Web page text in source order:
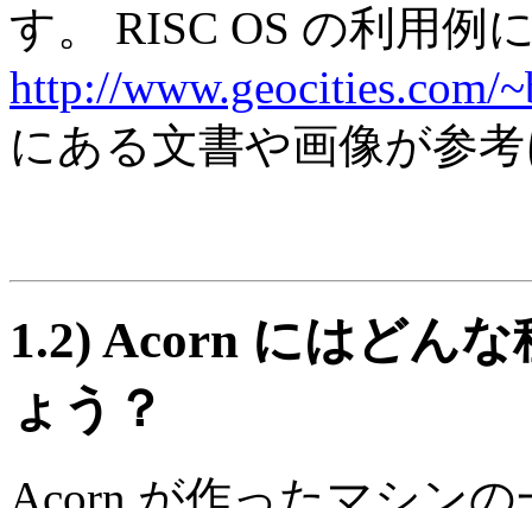
す。 RISC OS の利用例
http://www.geocities.com/
にある文書や画像が参
1.2) Acorn にはどん
ょう？